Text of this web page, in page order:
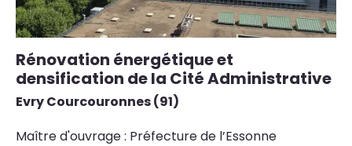
Rénovation énergétique et
densification de la Cité Administrative
Evry Courcouronnes (91)
Maître d'ouvrage : Préfecture de l’Essonne